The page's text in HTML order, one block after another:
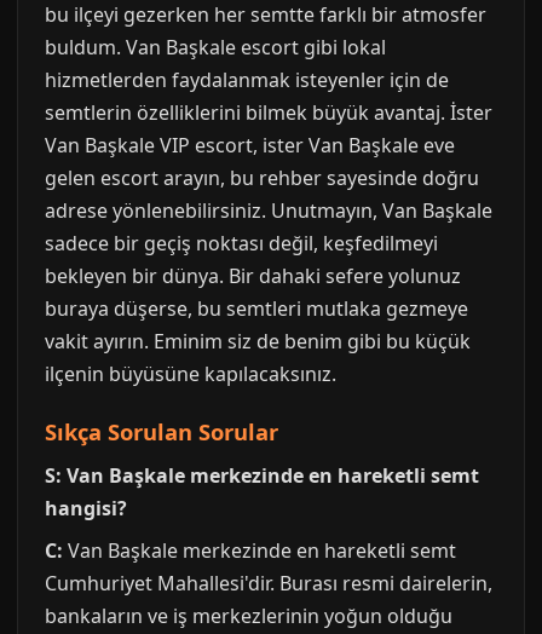
bu ilçeyi gezerken her semtte farklı bir atmosfer
buldum. Van Başkale escort gibi lokal
hizmetlerden faydalanmak isteyenler için de
semtlerin özelliklerini bilmek büyük avantaj. İster
Van Başkale VIP escort, ister Van Başkale eve
gelen escort arayın, bu rehber sayesinde doğru
adrese yönlenebilirsiniz. Unutmayın, Van Başkale
sadece bir geçiş noktası değil, keşfedilmeyi
bekleyen bir dünya. Bir dahaki sefere yolunuz
buraya düşerse, bu semtleri mutlaka gezmeye
vakit ayırın. Eminim siz de benim gibi bu küçük
ilçenin büyüsüne kapılacaksınız.
Sıkça Sorulan Sorular
S: Van Başkale merkezinde en hareketli semt
hangisi?
C: Van Başkale merkezinde en hareketli semt
Cumhuriyet Mahallesi'dir. Burası resmi dairelerin,
bankaların ve iş merkezlerinin yoğun olduğu